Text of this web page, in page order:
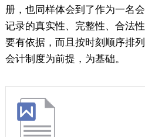
册，也同样体会到了作为一名
记录的真实性、完整性、合法
要有依据，而且按时刻顺序排
会计制度为前提，为基础。